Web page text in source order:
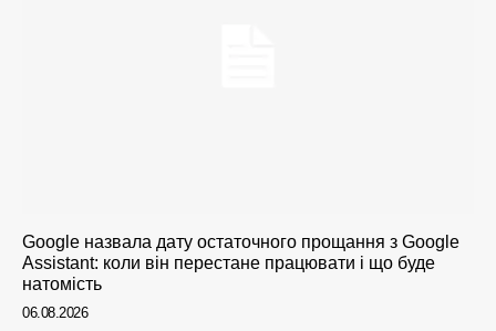
Google назвала дату остаточного прощання з Google
Assistant: коли він перестане працювати і що буде
натомість
06.08.2026